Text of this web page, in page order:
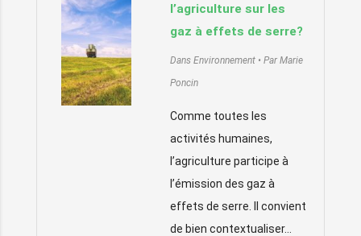
l’agriculture sur les
gaz à effets de serre?
Dans Environnement
Par Marie
Poncin
Comme toutes les
activités humaines,
l’agriculture participe à
l’émission des gaz à
effets de serre. Il convient
de bien contextualiser…